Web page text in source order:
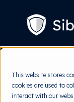
This website stores
cookies are used to
interact with our
for
Harga